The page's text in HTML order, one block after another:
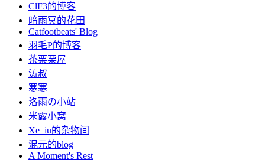
ClF3的博客
暗雨冥的花田
Catfootbeats' Blog
羽毛P的博客
茶栗栗屋
涛叔
寒寒
洛雨の小站
米露小窝
Xe_iu的杂物间
混元的blog
A Moment's Rest